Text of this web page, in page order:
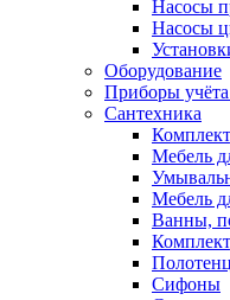
Насосы
Насосы
Оборудование
Приборы
Сантехника
Мебель
Мебель
Ванны,
Сифоны